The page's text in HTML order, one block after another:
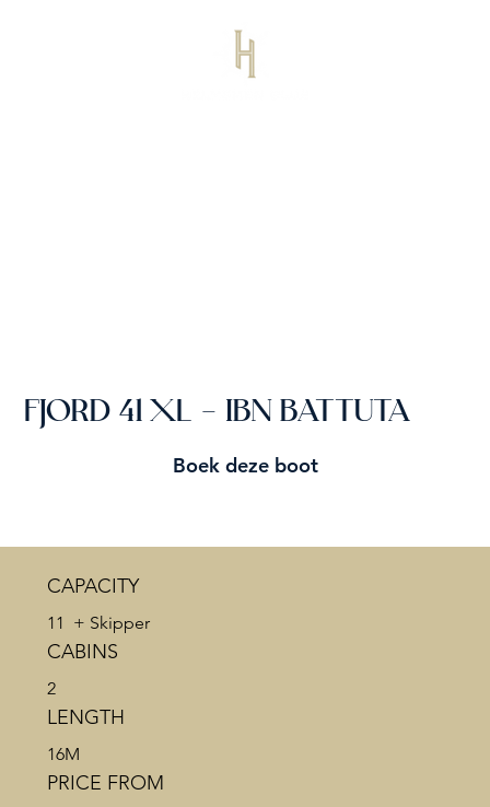
FJORD 41 XL - IBN BATTUTA
Boek deze boot
CAPACITY
11 + Skipper
CABINS
2
LENGTH
16M
PRICE FROM